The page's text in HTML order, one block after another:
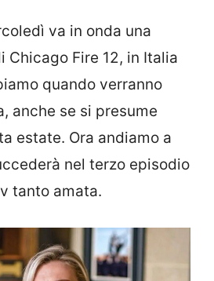
va in onda una
Chicago Fire 12, in Italia
quando verranno
anche se si presume
estate. Ora andiamo a
nel terzo episodio
tanto amata.